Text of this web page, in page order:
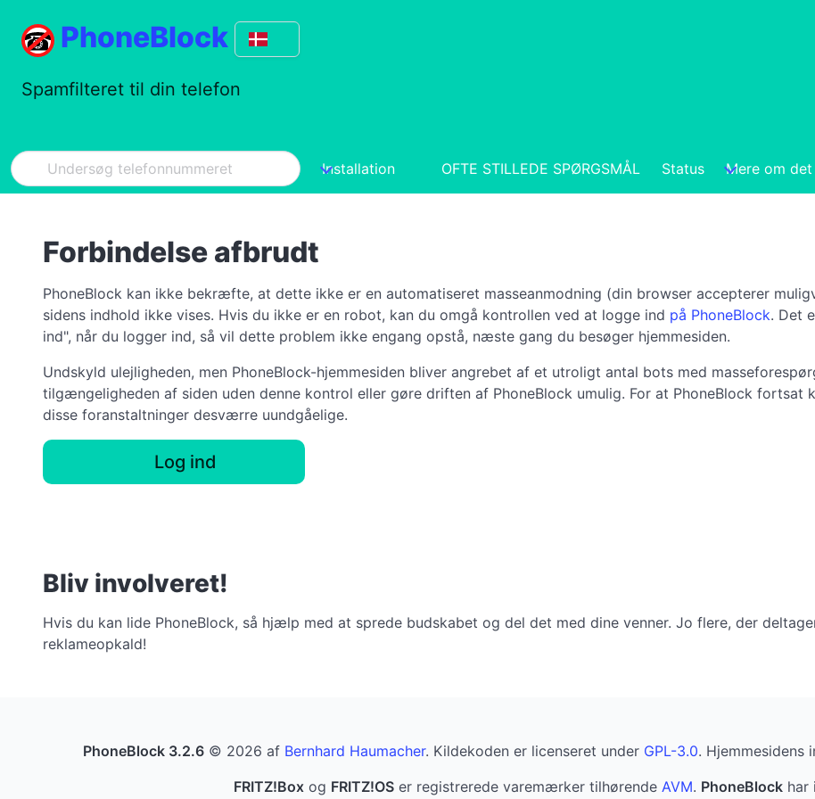
PhoneBlock
Spamfilteret til din telefon
Installation OFTE STILLEDE SPØRGSMÅL Status Mere om det
Forbindelse afbrudt
PhoneBlock kan ikke bekræfte, at dette ikke er en automatiseret masseanmodning (din browser accepterer
sidens indhold ikke vises. Hvis du ikke er en robot, kan du omgå kontrollen ved at logge ind på PhoneBlock. Det
ind", når du logger ind, så vil dette problem ikke engang opstå, næste gang du besøger hjemmesiden.
Undskyld ulejligheden, men PhoneBlock-hjemmesiden bliver angrebet af et utroligt antal bots med
tilgængeligheden af siden uden denne kontrol eller gøre driften af PhoneBlock umulig. For at PhoneBlock fortsat
disse foranstaltninger desværre uundgåelige.
Log ind
Bliv involveret!
Hvis du kan lide PhoneBlock, så hjælp med at sprede budskabet og del det med dine venner. Jo flere, der
reklameopkald!
PhoneBlock 3.2.6 © 2026 af Bernhard Haumacher. Kildekoden er licenseret under GPL-3.0. Hjemmesidens
FRITZ!Boxog FRITZ!OSer registrerede varemærker tilhørende AVM. PhoneBlockhar